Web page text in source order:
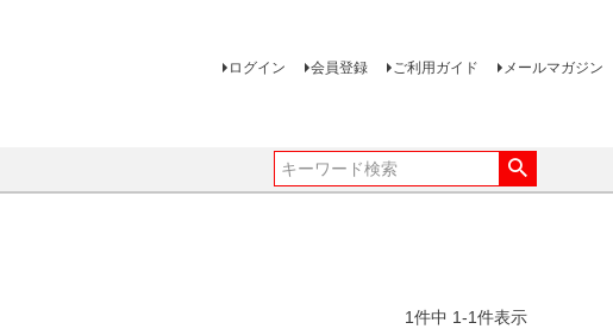
ログイン 会員登録 ご利用ガイド メールマガジン
1件中 1-1件表示